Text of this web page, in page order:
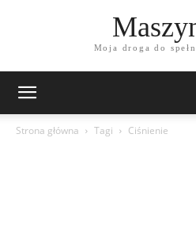
Moja droga do
Strona główna Tagi Ciśnienie